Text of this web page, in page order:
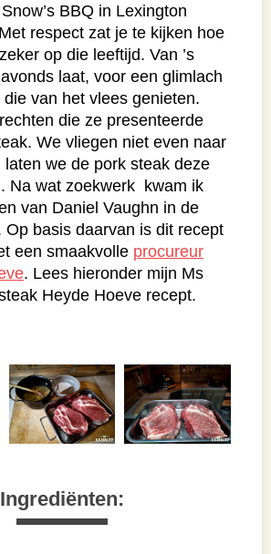
BBQ in Lexington
respect zat je te kijken hoe
op die leeftijd. Van ’s
laat, voor een glimlach
van het vlees genieten.
die ze presenteerde
We vliegen niet even naar
laten we de pork steak deze
Na wat zoekwerk kwam ik
van Daniel Vaughn in de
Op basis daarvan is dit recept
een smaakvolle procureur
. Lees hieronder mijn Ms
Heyde Hoeve recept.
Ingrediënten: